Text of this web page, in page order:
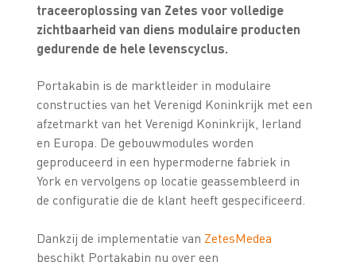
traceeroplossing van Zetes voor volledige
zichtbaarheid van diens modulaire producten
gedurende de hele levenscyclus.
Portakabin is de marktleider in modulaire
constructies van het Verenigd Koninkrijk met een
afzetmarkt van het Verenigd Koninkrijk, Ierland
en Europa. De gebouwmodules worden
geproduceerd in een hypermoderne fabriek in
York en vervolgens op locatie geassembleerd in
de configuratie die de klant heeft gespecificeerd.
Dankzij de implementatie van ZetesMedea
beschikt Portakabin nu over een